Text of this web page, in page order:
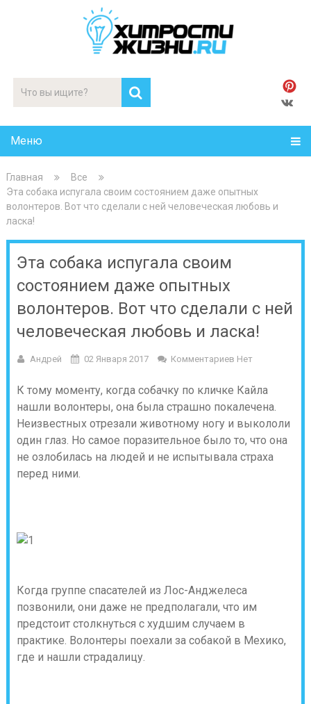
Меню
Главная
Все
Эта собака испугала своим состоянием даже опытных
волонтеров. Вот что сделали с ней человеческая любовь и
ласка!
Эта собака испугала своим
состоянием даже опытных
волонтеров. Вот что сделали с ней
человеческая любовь и ласка!
Андрей 02 Января 2017 Комментариев Нет
К тому моменту, когда собачку по кличке Кайла
нашли волонтеры, она была страшно покалечена.
Неизвестных отрезали животному ногу и выкололи
один глаз. Но самое поразительное было то, что она
не озлобилась на людей и не испытывала страха
перед ними.
Когда группе спасателей из Лос-Анджелеса
позвонили, они даже не предполагали, что им
предстоит столкнуться с худшим случаем в
практике. Волонтеры поехали за собакой в Мехико,
где и нашли страдалицу.